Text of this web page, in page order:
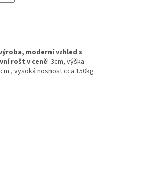
moderní vzhled s
rošt v ceně! 3cm, výška
, vysoká nosnost cca 150kg